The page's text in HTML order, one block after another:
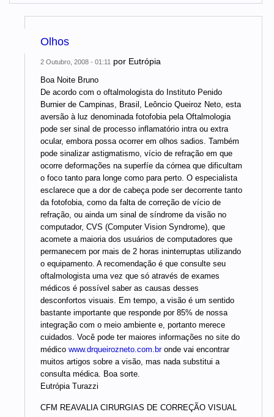
Olhos
2 Outubro, 2008 - 01:11 por Eutrópia
Boa Noite Bruno
De acordo com o oftalmologista do Instituto Penido
Burnier de Campinas, Brasil, Leôncio Queiroz Neto, esta
aversão à luz denominada fotofobia pela Oftalmologia
pode ser sinal de processo inflamatório intra ou extra
ocular, embora possa ocorrer em olhos sadios. Também
pode sinalizar astigmatismo, vício de refração em que
ocorre deformações na superfíe da córnea que dificultam
o foco tanto para longe como para perto. O especialista
esclarece que a dor de cabeça pode ser decorrente tanto
da fotofobia, como da falta de correção de vício de
refração, ou ainda um sinal de síndrome da visão no
computador, CVS (Computer Vision Syndrome), que
acomete a maioria dos usuários de computadores que
permanecem por mais de 2 horas ininterruptas utilizando
o equipamento. A recomendação é que consulte seu
oftalmologista uma vez que só através de exames
médicos é possível saber as causas desses
desconfortos visuais. Em tempo, a visão é um sentido
bastante importante que responde por 85% de nossa
integração com o meio ambiente e, portanto merece
cuidados. Você pode ter maiores informações no site do
médico www.drqueirozneto.com.bronde vai encontrar
muitos artigos sobre a visão, mas nada substitui a
consulta médica. Boa sorte.
Eutrópia Turazzi
CFM REAVALIA CIRURGIAS DE CORREÇÃO VISUAL